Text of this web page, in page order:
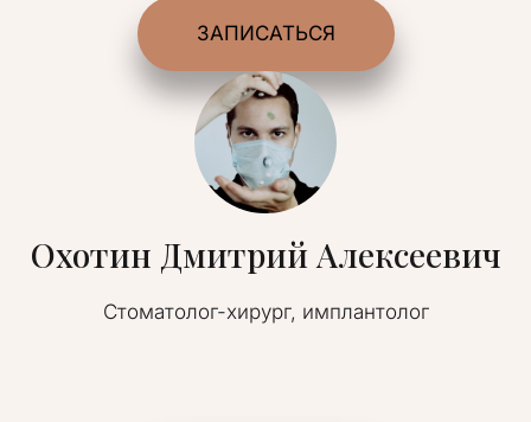
ЗАПИСАТЬСЯ
Охотин Дмитрий Алексеевич
Стоматолог-хирург, имплантолог